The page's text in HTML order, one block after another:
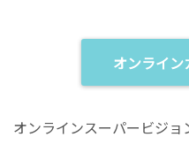
オンライ
オンラインスーパービジョ